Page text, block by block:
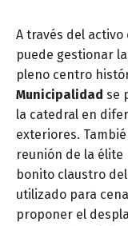
A través del
puede gestionar
pleno centro
Municipalidad se
la catedral en
exteriores.
reunión de la élite
bonito claustro
utilizado para
proponer el